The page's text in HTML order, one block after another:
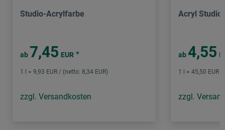
Studio-Acrylfarbe
ab 7,45 EUR *
1 l = 9,93 EUR / (netto: 8,34 EUR)
zzgl. Versandkosten
Acryl Studio
ab 4,55
1 l = 45,50 EUR
zzgl.